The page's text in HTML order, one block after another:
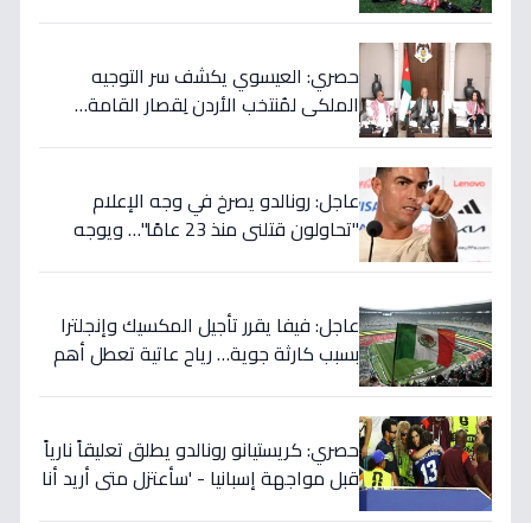
حصري: العيسوي يكشف سر التوجيه
الملكي لمُنتخب الأردن لِقصار القامة…
عاجل: رونالدو يصرخ في وجه الإعلام
"تحاولون قتلني منذ 23 عامًا"… ويوجه
عاجل: فيفا يقرر تأجيل المكسيك وإنجلترا
بسبب كارثة جوية… رياح عاتية تعطل أهم
حصري: كريستيانو رونالدو يطلق تعليقاً نارياً
قبل مواجهة إسبانيا - 'سأعتزل متى أريد أنا